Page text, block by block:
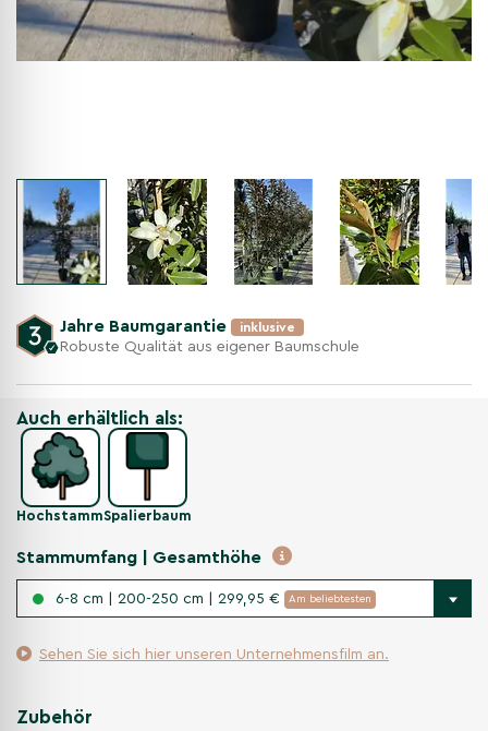
Jahre Baumgarantie inklusive
Robuste Qualität aus eigener Baumschule
Auch erhältlich als:
HochstammSpalierbaum
Stammumfang | Gesamthöhe
6-8 cm | 200-250 cm | 299,95 € Am beliebtesten
Sehen Sie sich hier unseren Unternehmensfilm an.
Zubehör